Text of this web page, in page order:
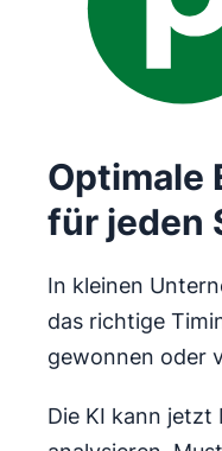
Optimale
für jeden
In kleinen
das richtige
gewonnen oder
Die KI kann jetzt